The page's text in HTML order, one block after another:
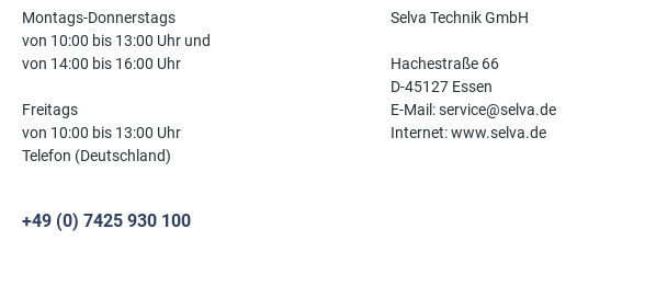
Montags-Donnerstags
von 10:00 bis 13:00 Uhr und
von 14:00 bis 16:00 Uhr
Freitags
von 10:00 bis 13:00 Uhr
Telefon (Deutschland)
+49 (0) 7425 930 100
Selva Technik GmbH
Hachestraße 66
D-45127 Essen
E-Mail: service@selva.de
Internet: www.selva.de